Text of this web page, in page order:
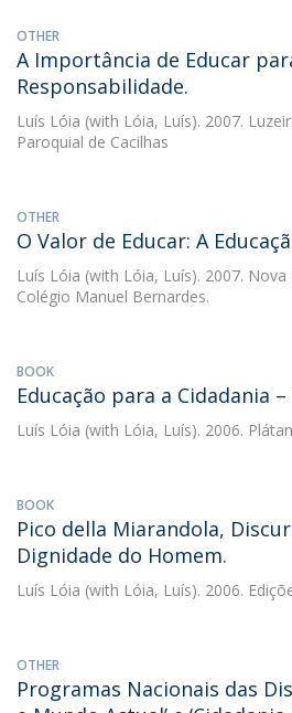
OTHER
A Importância de Educar
Responsabilidade.
Luís Lóia (with Lóia, Luís). 2007.
Paroquial de Cacilhas
OTHER
O Valor de Educar: A
Luís Lóia (with Lóia, Luís). 2007.
Colégio Manuel Bernardes.
BOOK
Educação para a Cidadania
Luís Lóia (with Lóia, Luís). 2006.
BOOK
Pico della Miarandola,
Dignidade do Homem.
Luís Lóia (with Lóia, Luís). 2006.
OTHER
Programas Nacionais das